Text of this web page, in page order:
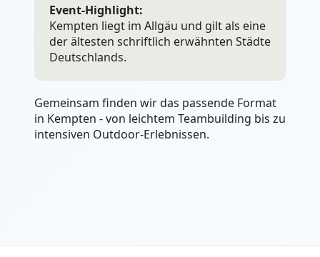
Event-Highlight:
Kempten liegt im Allgäu und gilt als eine
der ältesten schriftlich erwähnten Städte
Deutschlands.
Gemeinsam finden wir das passende Format
in Kempten - von leichtem Teambuilding bis zu
intensiven Outdoor-Erlebnissen.